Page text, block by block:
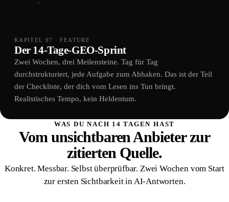
KAPITEL 07 · FEATURE
Der 14-Tage-GEO-Sprint
Zwei Wochen, drei Meilensteine. Tag für Tag
durchstrukturiert, jede Aufgabe zum Abhaken. Das ist der Teil
der Checkliste, der dich vom Lesen ins Tun bringt.
Realistisches Tempo, kein Heldentum.
WAS DU NACH 14 TAGEN HAST
Vom unsichtbaren Anbieter zur
zitierten Quelle.
Konkret. Messbar. Selbst überprüfbar. Zwei Wochen vom Start
zur ersten Sichtbarkeit in AI-Antworten.